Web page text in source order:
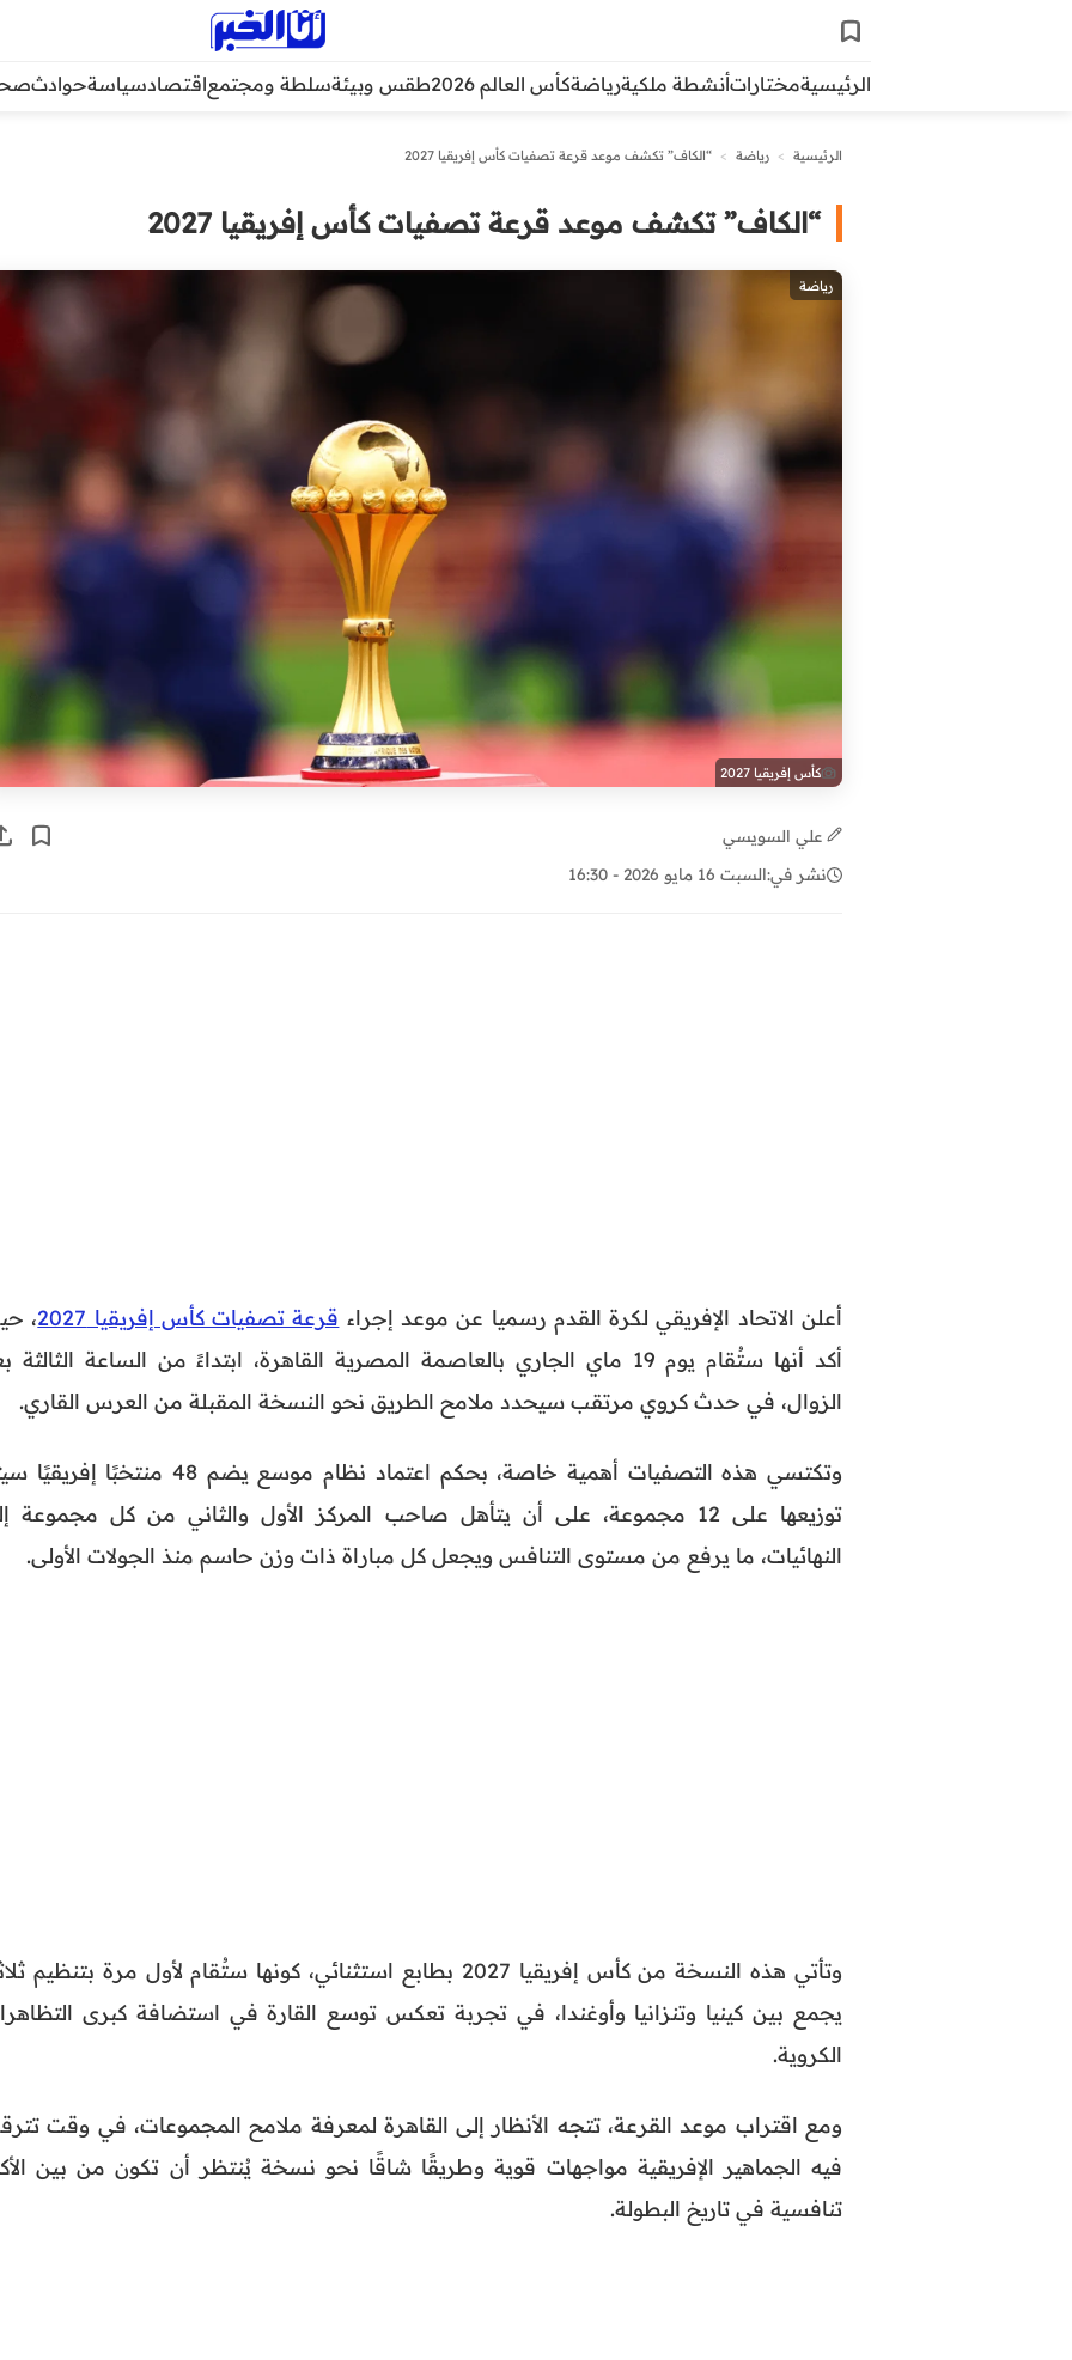
الرئيسيةمختاراتأنشطة ملكيةرياضةكأس العالم 2026 طقس وبيئةسلطة ومجتمعاقتصادسياسةحوادث
الرئيسية > رياضة > “الكاف” تكشف موعد قرعة تصفيات كأس إفريقيا 2027
“الكاف” تكشف موعد قرعة تصفيات كأس إفريقيا 2027
رياضة
كأس إفريقيا 2027
علي السويسي
نشر في:السبت 16 مايو 2026 - 16:30
أعلن الاتحاد الإفريقي لكرة القدم رسميا عن موعد إجراء قرعة تصفيات كأس إفريقيا 2027
،
أكد أنها ستُقام يوم 19 ماي الجاري بالعاصمة المصرية القاهرة، ابتداءً من الساعة الثالثة
الزوال، في حدث كروي مرتقب سيحدد ملامح الطريق نحو النسخة المقبلة من العرس القاري.
وتكتسي هذه التصفيات أهمية خاصة، بحكم اعتماد نظام موسع يضم 48 منتخبًا
توزيعها على 12 مجموعة، على أن يتأهل صاحب المركز الأول والثاني من كل مجموعة
النهائيات، ما يرفع من مستوى التنافس ويجعل كل مباراة ذات وزن حاسم منذ الجولات الأولى.
وتأتي هذه النسخة من كأس إفريقيا 2027 بطابع استثنائي، كونها ستُقام لأول مرة بتنظيم
يجمع بين كينيا وتنزانيا وأوغندا، في تجربة تعكس توسع القارة في استضافة كبرى
الكروية.
ومع اقتراب موعد القرعة، تتجه الأنظار إلى القاهرة لمعرفة ملامح المجموعات، في وقت
فيه الجماهير الإفريقية مواجهات قوية وطريقًا شاقًا نحو نسخة يُنتظر أن تكون من بين
تنافسية في تاريخ البطولة.